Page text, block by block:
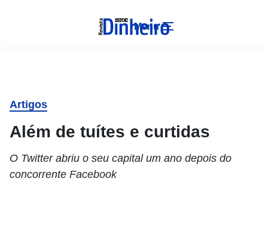
Menu
Artigos
Além de tuítes e curtidas
O Twitter abriu o seu capital um ano depois do
concorrente Facebook